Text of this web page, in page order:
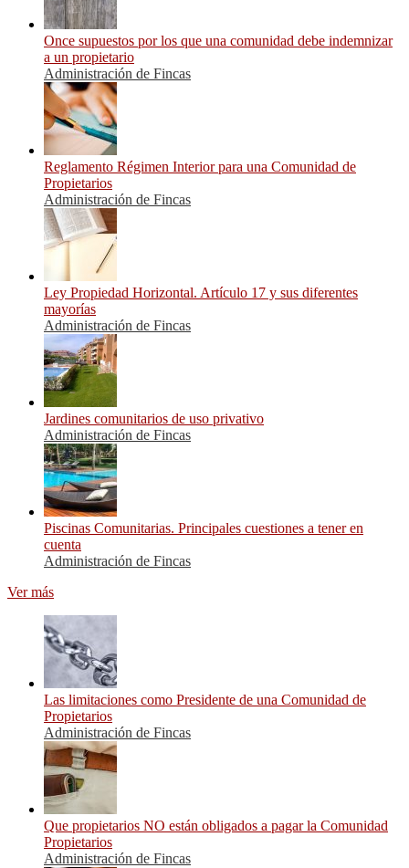
Once supuestos por los que una comunidad debe indemnizar
a un propietario
Administración de Fincas
Reglamento Régimen Interior para una Comunidad de
Propietarios
Administración de Fincas
Ley Propiedad Horizontal. Artículo 17 y sus diferentes
mayorías
Administración de Fincas
Jardines comunitarios de uso privativo
Administración de Fincas
Piscinas Comunitarias. Principales cuestiones a tener en
cuenta
Administración de Fincas
Ver más
Las limitaciones como Presidente de una Comunidad de
Propietarios
Administración de Fincas
Que propietarios NO están obligados a pagar la Comunidad
Propietarios
Administración de Fincas